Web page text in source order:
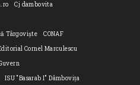
Cj dambovita
Târgoviște
CONAF
Cornel Marculescu
ISU "Basarab I" Dâmbovița